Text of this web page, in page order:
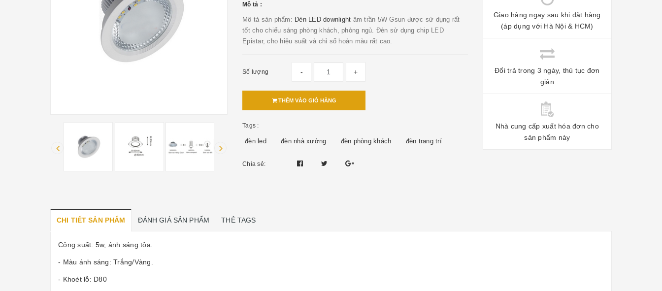
Mô tả :
Mô tả sản phẩm: Đèn LED downlight âm trần 5W Gsun được sử dụng rất
tốt cho chiếu sáng phòng khách, phỏng ngủ. Đèn sử dụng chip LED
Epistar, cho hiệu suất và chỉ số hoàn màu rất cao.
Số lượng - +
THÊM VÀO GIỎ HÀNG
Tags :
đèn led đèn nhà xưởng đèn phòng khách đèn trang trí
Chia sẻ:
Giao hàng ngay sau khi đặt hàng
(áp dụng với Hà Nội & HCM)
Đổi trả trong 3 ngày, thủ tục đơn
giản
Nhà cung cấp xuất hóa đơn cho
sản phẩm này
CHI TIẾT SẢN PHẨM ĐÁNH GIÁ SẢN PHẨM THẺ TAGS
Công suất: 5w, ánh sáng tỏa.
- Màu ánh sáng: Trắng/Vàng.
- Khoét lỗ: D80